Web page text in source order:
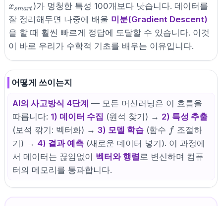
xsmart )가 멍청한 특성 100개보다 낫습니다. 데이터를
잘 정리해두면 나중에 배울 미분(Gradient Descent)
을 할 때 훨씬 빠르게 정답에 도달할 수 있습니다. 이것
이 바로 우리가 수학적 기초를 배우는 이유입니다.
어떻게 쓰이는지
AI의 사고방식 4단계 — 모든 머신러닝은 이 흐름을
따릅니다: 1) 데이터 수집 (원석 찾기) → 2) 특성 추출
(보석 깎기: 벡터화) → 3) 모델 학습(함수 ff 조절하
기) → 4) 결과 예측(새로운 데이터 넣기). 이 과정에
서 데이터는 끊임없이 벡터와 행렬 로 변신하며 컴퓨
터의 메모리를 통과합니다.